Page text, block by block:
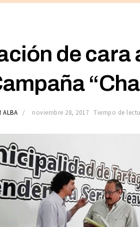
de cara
ALBA noviembre 28, 2017 Tiempo de